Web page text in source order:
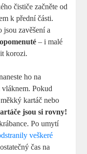
čističe začněte od
k přední části.
jsou zavěšení a
– i malé
korozi.
ho na
Pokud
kartáč nebo
jsou si rovny!
Po umytí
veškeré
čas na